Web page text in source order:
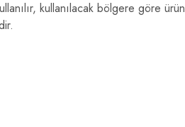
kullanılacak bölgere göre